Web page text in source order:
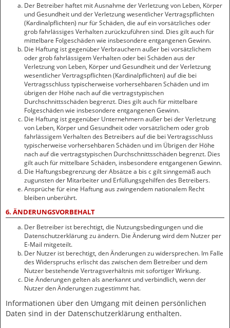
Der Betreiber haftet mit Ausnahme der Verletzung von Leben, Körper
und Gesundheit und der Verletzung wesentlicher Vertragspflichten
(Kardinalpflichten) nur für Schäden, die auf ein vorsätzliches oder
grob fahrlässiges Verhalten zurückzuführen sind. Dies gilt auch für
mittelbare Folgeschäden wie insbesondere entgangenen Gewinn.
Die Haftung ist gegenüber Verbrauchern außer bei vorsätzlichem
oder grob fahrlässigem Verhalten oder bei Schäden aus der
Verletzung von Leben, Körper und Gesundheit und der Verletzung
wesentlicher Vertragspflichten (Kardinalpflichten) auf die bei
Vertragsschluss typischerweise vorhersehbaren Schäden und im
übrigen der Höhe nach auf die vertragstypischen
Durchschnittsschäden begrenzt. Dies gilt auch für mittelbare
Folgeschäden wie insbesondere entgangenen Gewinn.
Die Haftung ist gegenüber Unternehmern außer bei der Verletzung
von Leben, Körper und Gesundheit oder vorsätzlichem oder grob
fahrlässigem Verhalten des Betreibers auf die bei Vertragsschluss
typischerweise vorhersehbaren Schäden und im Übrigen der Höhe
nach auf die vertragstypischen Durchschnittsschäden begrenzt. Dies
gilt auch für mittelbare Schäden, insbesondere entgangenen Gewinn.
Die Haftungsbegrenzung der Absätze a bis c gilt sinngemäß auch
zugunsten der Mitarbeiter und Erfüllungsgehilfen des Betreibers.
Ansprüche für eine Haftung aus zwingendem nationalem Recht
bleiben unberührt.
6. ÄNDERUNGSVORBEHALT
Der Betreiber ist berechtigt, die Nutzungsbedingungen und die
Datenschutzerklärung zu ändern. Die Änderung wird dem Nutzer per
E-Mail mitgeteilt.
Der Nutzer ist berechtigt, den Änderungen zu widersprechen. Im Falle
des Widerspruchs erlischt das zwischen dem Betreiber und dem
Nutzer bestehende Vertragsverhältnis mit sofortiger Wirkung.
Die Änderungen gelten als anerkannt und verbindlich, wenn der
Nutzer den Änderungen zugestimmt hat.
Informationen über den Umgang mit deinen persönlichen
Daten sind in der Datenschutzerklärung enthalten.